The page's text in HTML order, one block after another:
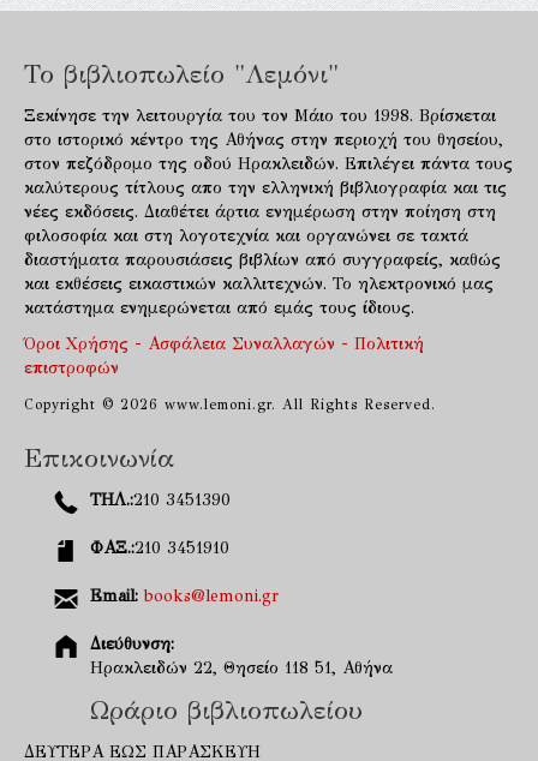
Το βιβλιοπωλείο "Λεμόνι"
Ξεκίνησε την λειτουργία του τον Μάιο του 1998. Βρίσκεται
στο ιστορικό κέντρο της Αθήνας στην περιοχή του θησείου,
στον πεζόδρομο της οδού Ηρακλειδών. Επιλέγει πάντα τους
καλύτερους τίτλους απο την ελληνική βιβλιογραφία και τις
νέες εκδόσεις. Διαθέτει άρτια ενημέρωση στην ποίηση στη
φιλοσοφία και στη λογοτεχνία και οργανώνει σε τακτά
διαστήματα παρουσιάσεις βιβλίων από συγγραφείς, καθώς
και εκθέσεις εικαστικών καλλιτεχνών. Το ηλεκτρονικό μας
κατάστημα ενημερώνεται από εμάς τους ίδιους.
Όροι Χρήσης - Ασφάλεια Συναλλαγών - Πολιτική
επιστροφών
Copyright © 2026 www.lemoni.gr. All Rights Reserved.
Επικοινωνία
ΤΗΛ.:210 3451390
ΦΑΞ.:210 3451910
Email: books@lemoni.gr
Διεύθυνση:
Ηρακλειδών 22, Θησείο 118 51, Αθήνα
Ωράριο βιβλιοπωλείου
ΔΕΥΤΕΡΑ ΕΩΣ ΠΑΡΑΣΚΕΥΗ